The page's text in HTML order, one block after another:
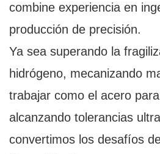
combine experiencia en
producción de precisión.
Ya sea superando la
hidrógeno, mecanizando
trabajar como el acero
alcanzando tolerancias
convertimos los desafíos